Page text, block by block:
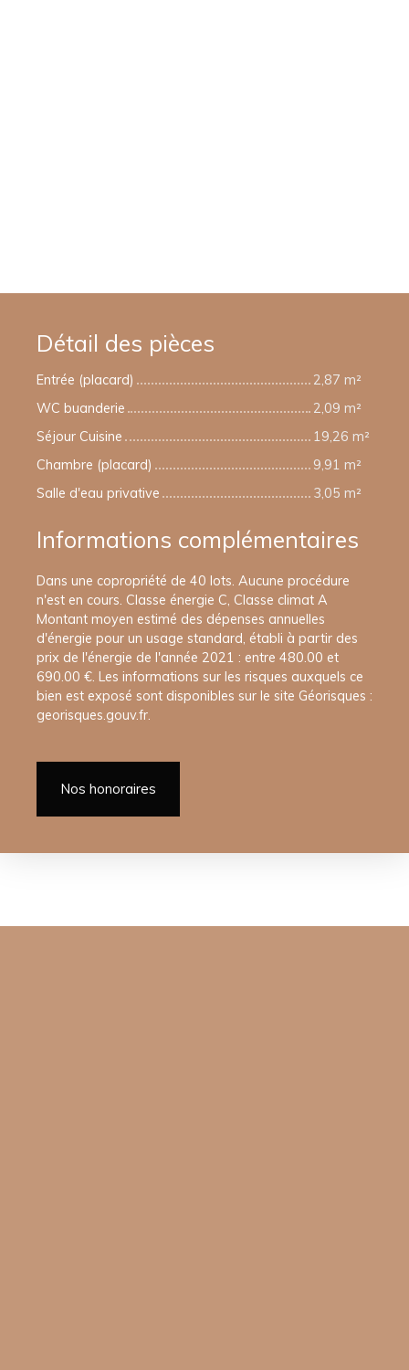
Détail des pièces
Entrée (placard)
2,87 m²
WC buanderie
2,09 m²
Séjour Cuisine
19,26 m²
Chambre (placard)
9,91 m²
Salle d'eau privative
3,05 m²
Informations complémentaires
Dans une copropriété de 40 lots. Aucune procédure
n'est en cours. Classe énergie C, Classe climat A
Montant moyen estimé des dépenses annuelles
d'énergie pour un usage standard, établi à partir des
prix de l'énergie de l'année 2021 : entre 480.00 et
690.00 €. Les informations sur les risques auxquels ce
bien est exposé sont disponibles sur le site Géorisques :
georisques.gouv.fr.
Nos honoraires